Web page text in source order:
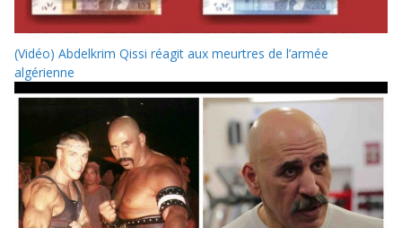
(Vidéo) Abdelkrim Qissi réagit aux meurtres de l’armée
algérienne